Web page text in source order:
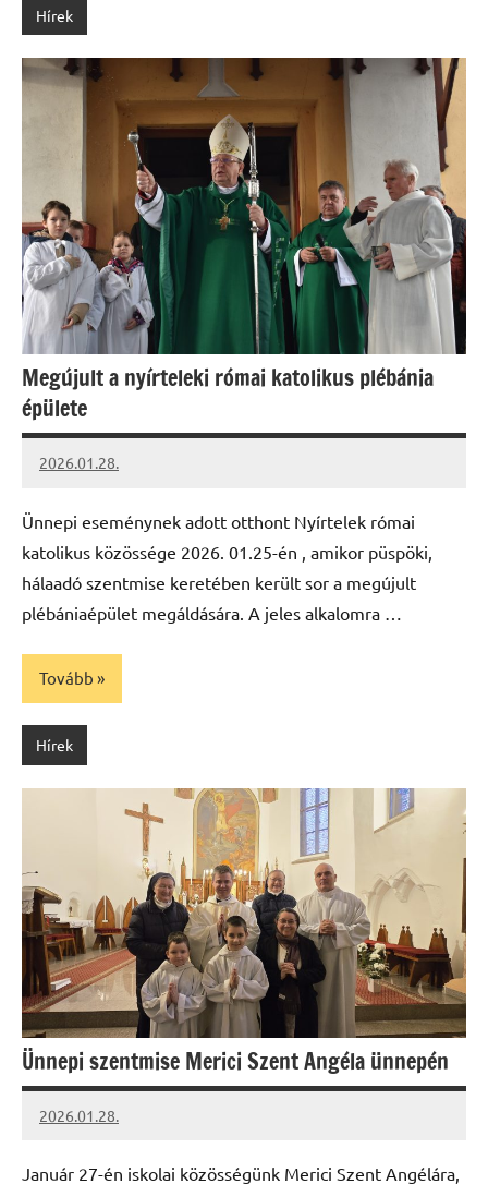
Hírek
Megújult a nyírteleki római katolikus plébánia
épülete
2026.01.28.
Leiszt
Ünnepi eseménynek adott otthont Nyírtelek római
katolikus közössége 2026. 01.25-én , amikor püspöki,
hálaadó szentmise keretében került sor a megújult
plébániaépület megáldására. A jeles alkalomra …
Tovább
Hírek
Ünnepi szentmise Merici Szent Angéla ünnepén
2026.01.28.
Leiszt
Január 27-én iskolai közösségünk Merici Szent Angélára,